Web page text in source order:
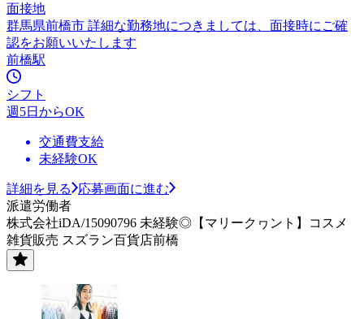
面接地
群馬県前橋市 詳細な勤務地につきましては、面接時にご確
認をお願いいたします
前橋駅
シフト
週5日からOK
交通費支給
未経験OK
詳細を見る
応募画面に進む
派遣労働者
株式会社iDA/15090796 未経験◎【マリークヮント】コスメ
雑貨販売 スズラン百貨店前橋